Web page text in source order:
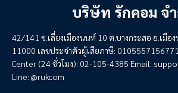
บริษัท รักคอม จ
42/141 ซ.เลี่ยงเมืองนนท์ 10 ต.บางกระสอ อ.เมื
11000 เลขประจำตัวผู้เสียภาษี:
Center (24 ชั่วโมง): 02-105-4385 Email:
Line: @rukcom